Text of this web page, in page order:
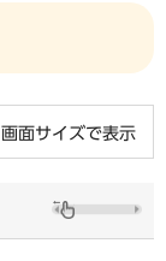
画面サイズで表示